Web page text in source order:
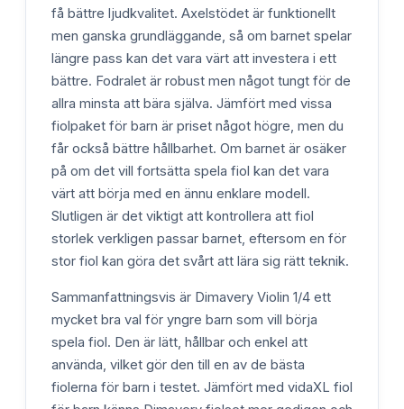
få bättre ljudkvalitet. Axelstödet är funktionellt
men ganska grundläggande, så om barnet spelar
längre pass kan det vara värt att investera i ett
bättre. Fodralet är robust men något tungt för de
allra minsta att bära själva. Jämfört med vissa
fiolpaket för barn är priset något högre, men du
får också bättre hållbarhet. Om barnet är osäker
på om det vill fortsätta spela fiol kan det vara
värt att börja med en ännu enklare modell.
Slutligen är det viktigt att kontrollera att fiol
storlek verkligen passar barnet, eftersom en för
stor fiol kan göra det svårt att lära sig rätt teknik.
Sammanfattningsvis är Dimavery Violin 1/4 ett
mycket bra val för yngre barn som vill börja
spela fiol. Den är lätt, hållbar och enkel att
använda, vilket gör den till en av de bästa
fiolerna för barn i testet. Jämfört med vidaXL fiol